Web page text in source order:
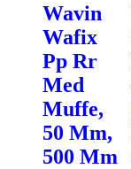
Wavin
Wafix
Pp Rr
Med
Muffe,
50 Mm,
500 Mm